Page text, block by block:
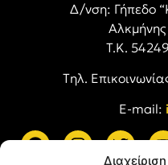
Δ/νση: Γήπεδο
Τ.Κ.
Tηλ.
E-mail: